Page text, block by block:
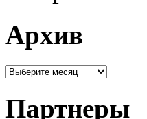
Архив
Партнеры